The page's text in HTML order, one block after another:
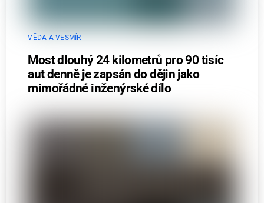
VĚDA A VESMÍR
Most dlouhý 24 kilometrů pro 90 tisíc
aut denně je zapsán do dějin jako
mimořádné inženýrské dílo